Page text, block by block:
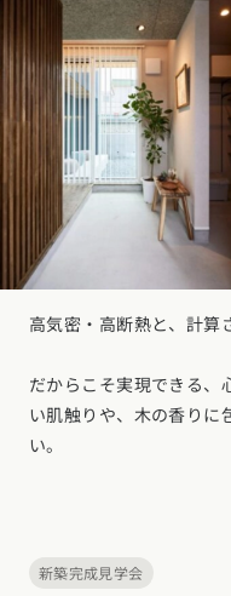
高気密・高断熱と、計算
だからこそ実現できる、
い肌触りや、木の香りに
い。
新築完成見学会